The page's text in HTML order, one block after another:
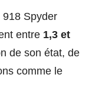
918 Spyder
entre 1,3 et
de son état, de
comme le